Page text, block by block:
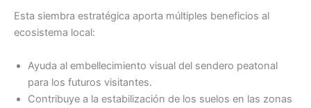
Esta siembra estratégica aporta múltiples beneficios al
ecosistema local:
Ayuda al embellecimiento visual del sendero peatonal
para los futuros visitantes.
Contribuye a la estabilización de los suelos en las zonas